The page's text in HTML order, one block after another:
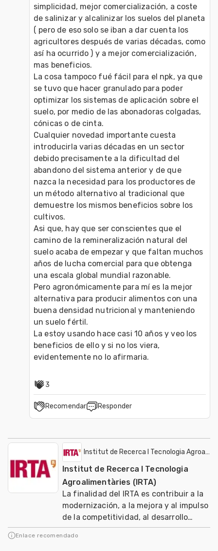
simplicidad, mejor comercialización, a coste
de salinizar y alcalinizar los suelos del planeta
( pero de eso solo se iban a dar cuenta los
agricultores después de varias décadas, como
así ha ocurrido ) y a mejor comercialización,
mas beneficios.
La cosa tampoco fué fácil para el npk, ya que
se tuvo que hacer granulado para poder
optimizar los sistemas de aplicación sobre el
suelo, por medio de las abonadoras colgadas,
cónicas o de cinta.
Cualquier novedad importante cuesta
introducirla varias décadas en un sector
debido precisamente a la dificultad del
abandono del sistema anterior y de que
nazca la necesidad para los productores de
un método alternativo al tradicional que
demuestre los mismos beneficios sobre los
cultivos.
Asi que, hay que ser conscientes que el
camino de la remineralización natural del
suelo acaba de empezar y que faltan muchos
años de lucha comercial para que obtenga
una escala global mundial razonable.
Pero agronómicamente para mí es la mejor
alternativa para producir alimentos con una
buena densidad nutricional y manteniendo
un suelo fértil.
La estoy usando hace casi 10 años y veo los
beneficios de ello y si no los viera,
3
Recomendar Responder
Institut de Recerca I Tecnologia
Institut de Recerca I Tecnologia
Agroalimentàries (IRTA)
La finalidad del IRTA es contribuir a la
modernización, a la mejora y al impulso
de la competitividad, al desarrollo
sostenible de los sectores agrario, ali
Enlace recomendado